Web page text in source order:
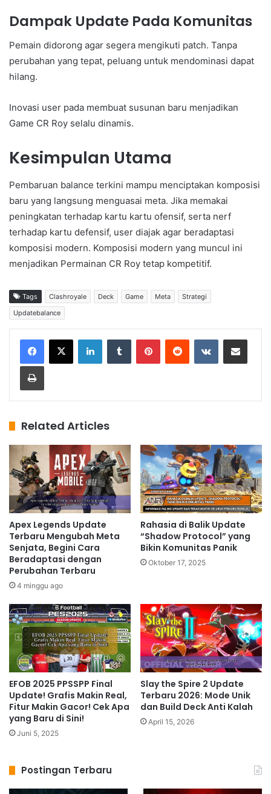
Dampak Update Pada Komunitas
Pemain didorong agar segera mengikuti patch. Tanpa
perubahan yang tepat, peluang untuk mendominasi dapat
hilang.
Inovasi user pada membuat susunan baru menjadikan
Game CR Roy selalu dinamis.
Kesimpulan Utama
Pembaruan balance terkini mampu menciptakan komposisi
baru yang langsung menguasai meta. Jika memakai
peningkatan terhadap kartu kartu ofensif, serta nerf
terhadap kartu defensif, user diajak agar beradaptasi
komposisi modern. Komposisi modern yang muncul ini
menjadikan Permainan CR Roy tetap kompetitif.
Tags Clashroyale Deck Game Meta
Strategi
Updatebalance
Related Articles
Apex Legends Update
Terbaru Mengubah Meta
Senjata, Begini Cara
Beradaptasi dengan
Perubahan Terbaru
4 minggu ago
Rahasia di Balik Update
“Shadow Protocol” yang
Bikin Komunitas Panik
Oktober 17, 2025
EFOB 2025 PPSSPP Final
Update! Grafis Makin Real,
Fitur Makin Gacor! Cek Apa
yang Baru di Sini!
Juni 5, 2025
Slay the Spire 2 Update
Terbaru 2026: Mode Unik
dan Build Deck Anti Kalah
April 15, 2026
Postingan Terbaru